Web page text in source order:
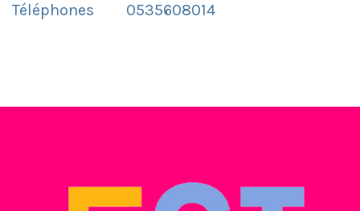
Téléphones 0535608014